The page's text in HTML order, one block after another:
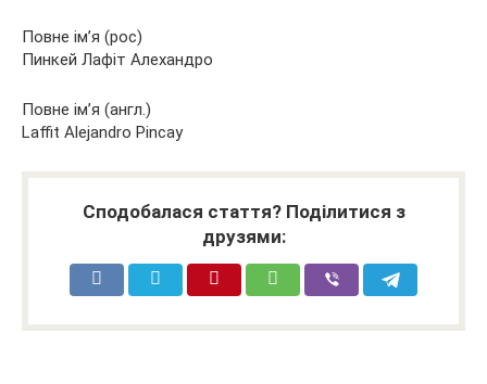
Повне ім’я (рос)
Пинкей Лафіт Алехандро
Повне ім’я (англ.)
Laffit Alejandro Pincay
Сподобалася стаття? Поділитися з
друзями: